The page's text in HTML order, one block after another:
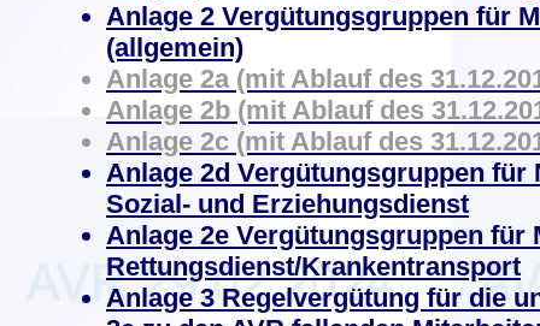
Anlage 2 Vergütungsgruppen für
(allgemein)
Anlage 2a (mit Ablauf des
Anlage 2b (mit Ablauf des
Anlage 2c (mit Ablauf des
Anlage 2d Vergütungsgruppen für
Sozial- und Erziehungsdienst
Anlage 2e Vergütungsgruppen für
Rettungsdienst/Krankentransport
Anlage 3 Regelvergütung für die